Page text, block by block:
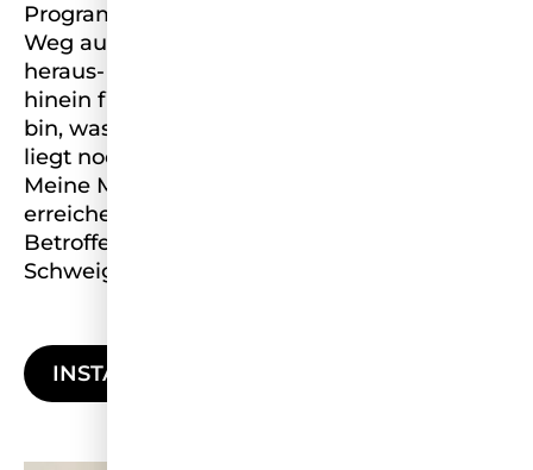
Programme. So sollen die Betroffenen einen
Weg aus dem Wiedererleben der Traumata
heraus- und zurück in den normalen Alltag
hinein finden. Auch wenn ich stolz auf das
bin, was wir bisher erreichen konnten, es
liegt noch immer ein weiter Weg vor uns.
Meine Mission ist es, Traumatisierte zu
erreichen, Stigmatisierungen gegenüber den
Betroffenen abzubauen sowie gegen das
Schweigen aus Scham anzukämpfen.
INSTAGRAM